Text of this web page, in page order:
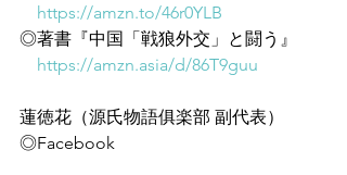
https://amzn.to/46r0YLB
◎著書『中国「戦狼外交」と闘う』
https://amzn.asia/d/86T9guu
蓮徳花（源氏物語俱楽部 副代表）
◎Facebook